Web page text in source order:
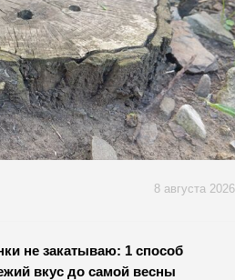
8 августа 2026
не закатываю: 1 способ
вкус до самой весны